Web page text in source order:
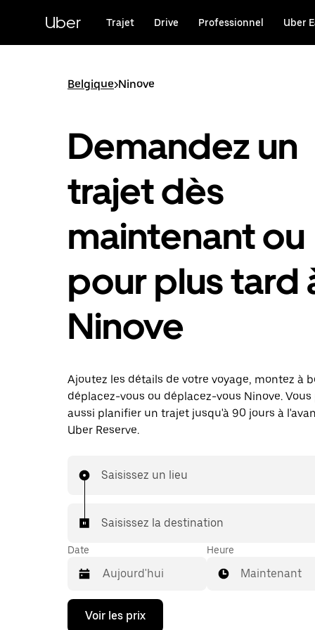
principal
Uber Trajet Drive Professionnel Uber
Belgique>Ninove
Demandez un
trajet dès
maintenant ou
pour plus tard
Ninove
Ajoutez les détails de votre voyage, montez à
déplacez-vous ou déplacez-vous Ninove. Vous
aussi planifier un trajet jusqu'à 90 jours à
Uber Reserve.
Saisissez un lieu
Saisissez la destination
Date
Appuyez
Heure
Maintenant
Voir les prix